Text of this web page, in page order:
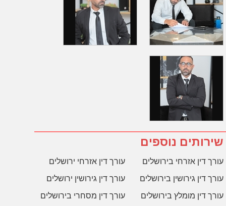
שירותים נוספים
עורך דין אזרחי בירושלים
עורך דין אזרחי ירושלים
עורך דין גירושין בירושלים
עורך דין גירושין ירושלים
עורך דין מומלץ בירושלים
עורך דין מסחרי בירושלים